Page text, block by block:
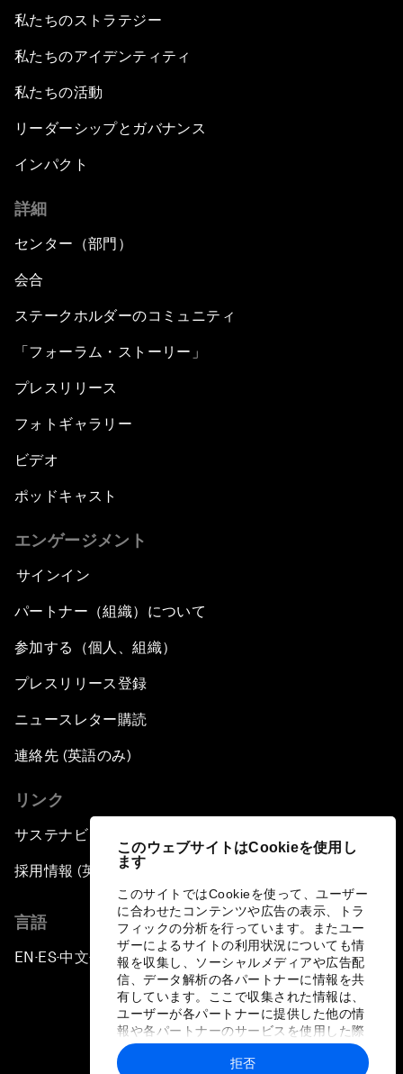
このウェブサイトはCookieを使用し
ます
このサイトではCookieを使って、ユーザー
に合わせたコンテンツや広告の表示、トラ
フィックの分析を行っています。またユー
ザーによるサイトの利用状況についても情
報を収集し、ソーシャルメディアや広告配
信、データ解析の各パートナーに情報を共
有しています。ここで収集された情報は、
ユーザーが各パートナーに提供した他の情
報や各パートナーのサービスを使用した際
に収集された情報と組み合わされ、各パー
トナーによって使用されることがありま
拒否
私たちのストラテジー
私たちのアイデンティティ
私たちの活動
リーダーシップとガバナンス
インパクト
詳細
センター（部門）
会合
ステークホルダーのコミュニティ
「フォーラム・ストーリー」
プレスリリース
フォトギャラリー
ビデオ
ポッドキャスト
エンゲージメント
サインイン
パートナー（組織）について
参加する（個人、組織）
プレスリリース登録
ニュースレター購読
連絡先 (英語のみ)
リンク
サステナビリティへの取り組み
採用情報 (英語のみ)
言語
EN ▪ ES▪中文▪ 日本語